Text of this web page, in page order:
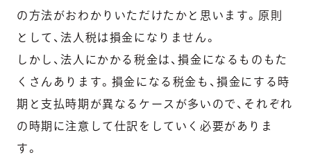
の方法がおわかりいただけたかと思います。原則
として、法人税は損金になりません。
しかし、法人にかかる税金は、損金になるものもた
くさんあります。損金になる税金も、損金にする時
期と支払時期が異なるケースが多いので、それぞれ
の時期に注意して仕訳をしていく必要がありま
す。